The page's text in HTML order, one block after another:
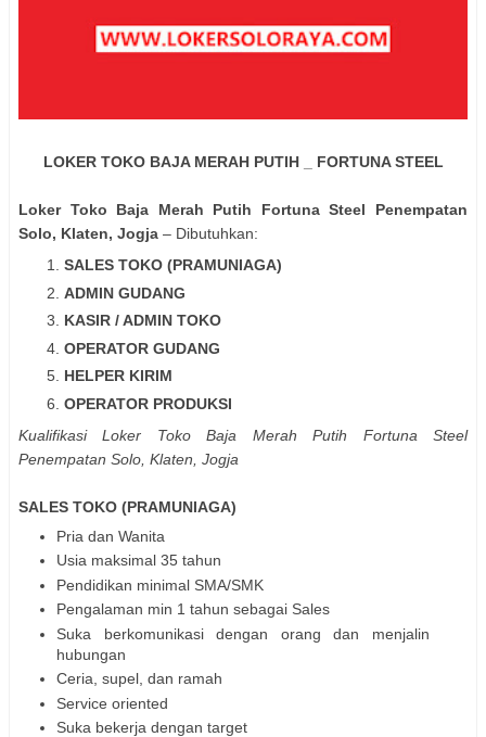
LOKER TOKO BAJA MERAH PUTIH _ FORTUNA STEEL
Loker Toko Baja Merah Putih Fortuna Steel Penempatan
Solo, Klaten, Jogja – Dibutuhkan:
SALES TOKO (PRAMUNIAGA)
ADMIN GUDANG
KASIR / ADMIN TOKO
OPERATOR GUDANG
HELPER KIRIM
OPERATOR PRODUKSI
Kualifikasi Loker Toko Baja Merah Putih Fortuna Steel
Penempatan Solo, Klaten, Jogja
SALES TOKO (PRAMUNIAGA)
Pria dan Wanita
Usia maksimal 35 tahun
Pendidikan minimal SMA/SMK
Pengalaman min 1 tahun sebagai Sales
Suka berkomunikasi dengan orang dan menjalin
hubungan
Ceria, supel, dan ramah
Service oriented
Suka bekerja dengan target